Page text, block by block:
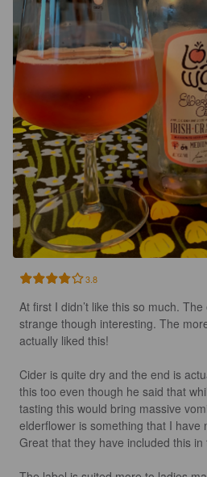
3.8
At first I didn’t like this so much.
strange though interesting. The
actually liked this!
Cider is quite dry and the end is
this too even though he said that
tasting this would bring massive
elderflower is something that I have
Great that they have included this in